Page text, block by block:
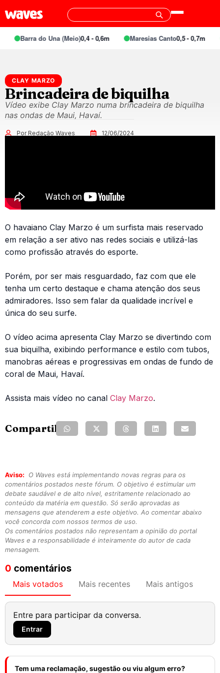
Barra do Una (Meio)0,4 - 0,6m Maresias Canto0,5 - 0,7m
CLAY MARZO
Brincadeira de biquilha
Vídeo exibe Clay Marzo numa brincadeira de biquilha
nas ondas de Maui, Havaí.
Por Redação Waves 12/06/2024
O havaiano Clay Marzo é um surfista mais reservado
em relação a ser ativo nas redes sociais e utilizá-las
como profissão através do esporte.
Porém, por ser mais resguardado, faz com que ele
tenha um certo destaque e chama atenção dos seus
admiradores. Isso sem falar da qualidade incrível e
única do seu surfe.
O vídeo acima apresenta Clay Marzo se divertindo com
sua biquilha, exibindo performance e estilo com tubos,
manobras aéreas e progressivas em ondas de fundo de
coral de Maui, Havaí.
Assista mais vídeo no canal Clay Marzo.
Compartilhe:
Aviso:
O Waves está implementando novas regras para os
comentários postados neste fórum. O objetivo é estimular um
debate saudável e de alto nível, estritamente relacionado ao
conteúdo da matéria em questão. Só serão aprovadas as
mensagens que atenderem a este objetivo. Ao comentar abaixo
você concorda com nossos termos de uso.
Os comentários postados não representam a opinião do portal
Waves e a responsabilidade é inteiramente do autor de cada
mensagem.
0 comentários
Mais votados Mais recentes Mais antigos
Entre para participar da conversa.
Entrar
Tem uma reclamação, sugestão ou viu algum erro?